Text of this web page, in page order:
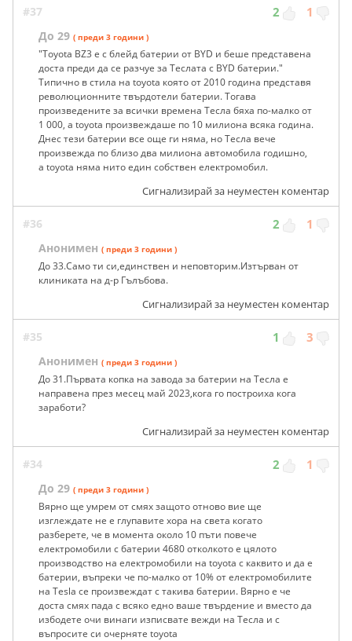
#37 2 1
До 29 ( преди 3 години )
"Toyota BZ3 е с блейд батерии от BYD и беше представена
доста преди да се разчуе за Теслата с BYD батерии."
Типично в стила на toyota която от 2010 година представя
революционните твърдотели батерии. Тогава
произведените за всички времена Тесла бяха по-малко от
1 000, а toyota произвеждаше по 10 милиона всяка година.
Днес тези батерии все още ги няма, но Тесла вече
произвежда по близо два милиона автомобила годишно,
а toyota няма нито един собствен електромобил.
Сигнализирай за неуместен коментар
#36 2 1
Анонимен ( преди 3 години )
До 33.Само ти си,единствен и неповторим.Изтърван от
клиниката на д-р Гълъбова.
Сигнализирай за неуместен коментар
#35 1 3
Анонимен ( преди 3 години )
До 31.Първата копка на завода за батерии на Тесла е
направена през месец май 2023,кога го построиха кога
заработи?
Сигнализирай за неуместен коментар
#34 2 1
До 29 ( преди 3 години )
Вярно ще умрем от смях защото отново вие ще
изглеждате не е глупавите хора на света когато
разберете, че в момента около 10 пъти повече
електромобили с батерии 4680 отколкото е цялото
производство на електромобили на toyota с каквито и да е
батерии, въпреки че по-малко от 10% от електромобилите
на Tesla се произвеждат с такива батерии. Вярно е че
доста смях пада с всяко едно ваше твърдение и вместо да
избодете очи винаги изписвате вежди на Тесла и с
въпросите си очерняте toyota